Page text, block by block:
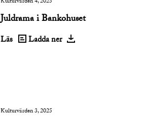
Juldrama i Bankohuset
Läs Ladda ner
Kulturvärden 3, 2025